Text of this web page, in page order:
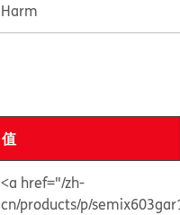
Harm
值
<a href="/zh-
cn/products/p/